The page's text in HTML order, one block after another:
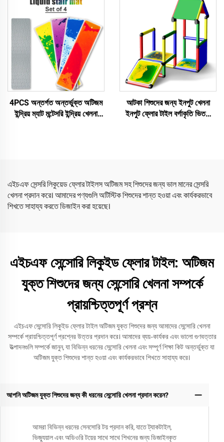
4PCS অন্তর্গত অন্তর্ভুক্ত অটিজম
ইন্দ্রিয় ম্যাট মন্টেসরি ইন্দ্রিয় খেলনা
আটকা শিশুদের জন্য ইনপুট খেলনা
ইনপুট ফ্লোর টাইল বর্গাকৃতি ভিতরে
এইচএফ সেন্সরি লিকুয়েড ফ্লোর টাইলস অটিজম সহ শিশুদের জন্য ভাল মানের সেন্সরি
খেলনা প্রদান করে। আমাদের পণ্যগুলি অটিস্টিক শিশুদের শান্ত হওয়া এবং কার্যকরভাবে
শিখতে সাহায্য করতে ডিজাইন করা হয়েছে।
এইচএফ সেন্সোরি লিকুইড ফ্লোর টাইল: অটিজম
যুক্ত শিশুদের জন্য সেন্সোরি খেলনা সম্পর্কে
প্রায়শ্চিত্তপূর্ণ প্রশ্ন
এইচএফ সেন্সোরি লিকুইড ফ্লোর টাইল অটিজম যুক্ত শিশুদের জন্য আমাদের সেন্সোরি খেলনা
সম্পর্কে প্রায়শ্চিত্তপূর্ণ প্রশ্নের উত্তর প্রদান করে। আমাদের ব্যয়-কার্যকর এবং ভালো গুণবত্তার
উত্পাদনগুলি সম্পর্কে জানুন, যা বিভিন্ন ধরনের সেন্সোরি খেলনা এবং সম্পূর্ণ শিক্ষা কিট অন্তর্ভুক্ত যা
অটিজম যুক্ত শিশুদের শান্ত হওয়া এবং কার্যকরভাবে শিখতে সাহায্য করে।
আপনি অটিজম যুক্ত শিশুদের জন্য কী ধরনের সেন্সোরি খেলনা প্রদান করেন?
আমরা বিভিন্ন ধরনের সেনসোরি টয় প্রদান করি, যাতে ট্যাকটাইল,
ভিজ্যুয়াল এবং অডিওরি টয়ের সাথে সাথে শিখনের জন্য ডিজাইনকৃত